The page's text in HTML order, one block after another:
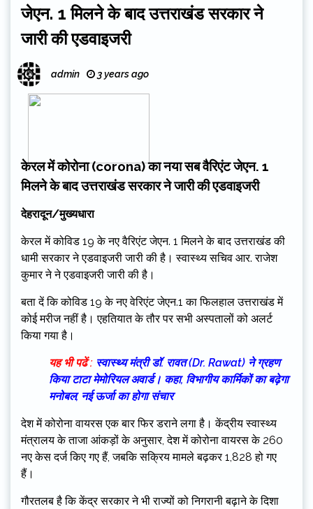
जेएन. 1 मिलने के बाद उत्तराखंड सरकार ने
जारी की एडवाइजरी
admin 3 years ago
केरल में कोरोना (corona) का नया सब वैरिएंट जेएन. 1
मिलने के बाद उत्तराखंड सरकार ने जारी की एडवाइजरी
देहरादून/मुख्यधारा
केरल में कोविड 19 के नए वैरिएंट जेएन. 1 मिलने के बाद उत्तराखंड की
धामी सरकार ने एडवाइजरी जारी की है। स्वास्थ्य सचिव आर. राजेश
कुमार ने ने एडवाइजरी जारी की है।
बता दें कि कोविड 19 के नए वेरिएंट जेएन.1 का फिलहाल उत्तराखंड में
कोई मरीज नहीं है। एहतियात के तौर पर सभी अस्पतालों को अलर्ट
क‍िया गया है।
यह भी पढें : स्वास्थ्य मंत्री डॉ. रावत (Dr. Rawat) ने ग्रहण
किया टाटा मेमोरियल अवार्ड। कहा, विभागीय कार्मिकों का बढ़ेगा
मनोबल, नई ऊर्जा का होगा संचार
देश में कोरोना वायरस एक बार फिर डराने लगा है। केंद्रीय स्वास्थ्य
मंत्रालय के ताजा आंकड़ों के अनुसार, देश में कोरोना वायरस के 260
नए केस दर्ज क‍िए गए हैं, जबकि सक्रिय मामले बढ़कर 1,828 हो गए
हैं।
गौरतलब है कि केंद्र सरकार ने भी राज्यों को निगरानी बढ़ाने के दिशा